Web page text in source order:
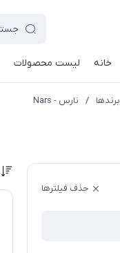
خانه لیست محصولات
برندها / نارس - Nars
حذف فیلترها